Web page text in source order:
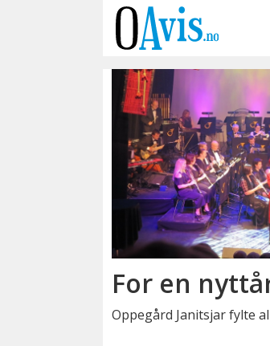
For en
Oppegård Janitsjar fylte